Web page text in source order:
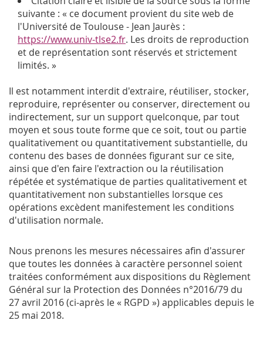
suivante : « ce document provient du site web de
l'Université de Toulouse - Jean Jaurès :
https://www.univ-tlse2.fr. Les droits de reproduction
et de représentation sont réservés et strictement
limités. »
Il est notamment interdit d'extraire, réutiliser, stocker,
reproduire, représenter ou conserver, directement ou
indirectement, sur un support quelconque, par tout
moyen et sous toute forme que ce soit, tout ou partie
qualitativement ou quantitativement substantielle, du
contenu des bases de données figurant sur ce site,
ainsi que d'en faire l'extraction ou la réutilisation
répétée et systématique de parties qualitativement et
quantitativement non substantielles lorsque ces
opérations excèdent manifestement les conditions
d'utilisation normale.
Nous prenons les mesures nécessaires afin d'assurer
que toutes les données à caractère personnel soient
traitées conformément aux dispositions du Règlement
Général sur la Protection des Données n°2016/79 du
27 avril 2016 (ci-après le « RGPD ») applicables depuis le
25 mai 2018.